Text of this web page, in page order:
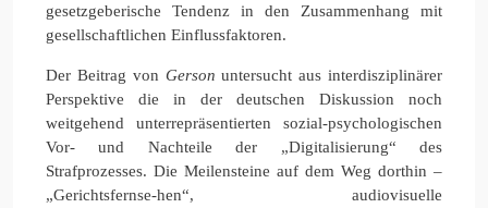
gesetzgeberische Tendenz in den Zusammenhang mit
gesellschaftlichen Einflussfaktoren.
Der Beitrag von Gerson untersucht aus interdisziplinärer
Perspektive die in der deutschen Diskussion noch
weitgehend unterrepräsentierten sozial-psychologischen
Vor- und Nachteile der „Digitalisierung“ des
Strafprozesses. Die Meilensteine auf dem Weg dorthin –
„Gerichtsfernse-hen“, audiovisuelle